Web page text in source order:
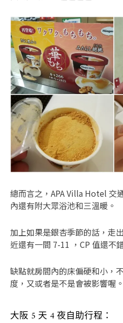
總而言之，APA Villa Hotel 交
內還有附大眾浴池和三溫暖。
加上如果是銀杏季節的話，走
近還有一間 7-11 ，CP 值還不
缺點就房間內的床偏硬和小，
度，又或者是不是會被影響喔。
大阪 5 天 4 夜自助行程：